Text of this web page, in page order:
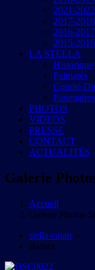
2021-2022
2017-2018
2016-2017
2015-2016
LA STELLA
Historique
Palmarès
Comité
Partenaires
PHOTOS
VIDEOS
PRESSE
CONTACT
ACTUALITÉS
Galerie
Accueil
Galerie Photos
stella-calais »
Babies